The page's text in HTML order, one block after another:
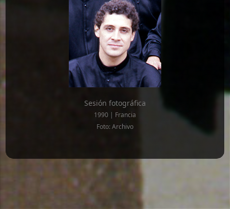
Sesión fotográfica
1990 | Francia
Foto: Archivo